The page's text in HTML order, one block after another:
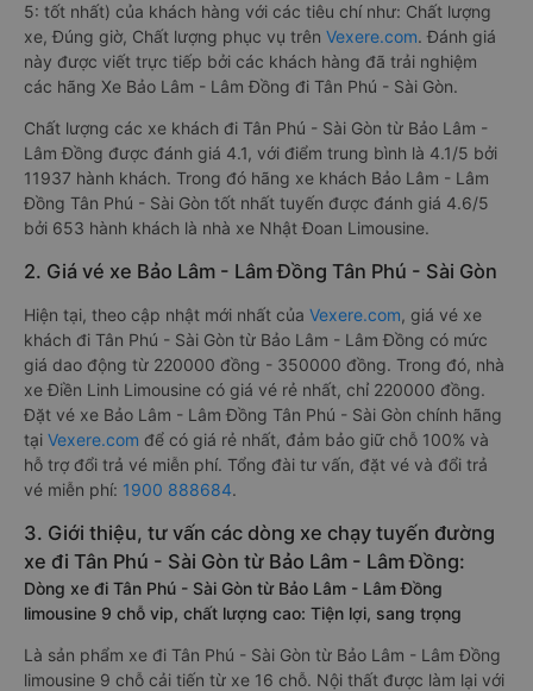
5: tốt nhất) của khách hàng với các tiêu chí như: Chất lượng
xe, Đúng giờ, Chất lượng phục vụ trên Vexere.com. Đánh giá
này được viết trực tiếp bởi các khách hàng đã trải nghiệm
các hãng Xe Bảo Lâm - Lâm Đồng đi Tân Phú - Sài Gòn.
Chất lượng các xe khách đi Tân Phú - Sài Gòn từ Bảo Lâm -
Lâm Đồng được đánh giá 4.1, với điểm trung bình là 4.1/5 bởi
11937 hành khách. Trong đó hãng xe khách Bảo Lâm - Lâm
Đồng Tân Phú - Sài Gòn tốt nhất tuyến được đánh giá 4.6/5
bởi 653 hành khách là nhà xe Nhật Đoan Limousine.
2. Giá vé xe Bảo Lâm - Lâm Đồng Tân Phú - Sài Gòn
Hiện tại, theo cập nhật mới nhất của Vexere.com, giá vé xe
khách đi Tân Phú - Sài Gòn từ Bảo Lâm - Lâm Đồng có mức
giá dao động từ 220000 đồng - 350000 đồng. Trong đó, nhà
xe Điền Linh Limousine có giá vé rẻ nhất, chỉ 220000 đồng.
Đặt vé xe Bảo Lâm - Lâm Đồng Tân Phú - Sài Gòn chính hãng
tại Vexere.com để có giá rẻ nhất, đảm bảo giữ chỗ 100% và
hỗ trợ đổi trả vé miễn phí. Tổng đài tư vấn, đặt vé và đổi trả
vé miễn phí: 1900 888684.
3. Giới thiệu, tư vấn các dòng xe chạy tuyến đường
xe đi Tân Phú - Sài Gòn từ Bảo Lâm - Lâm Đồng:
Dòng xe đi Tân Phú - Sài Gòn từ Bảo Lâm - Lâm Đồng
limousine 9 chỗ vip, chất lượng cao: Tiện lợi, sang trọng
Là sản phẩm xe đi Tân Phú - Sài Gòn từ Bảo Lâm - Lâm Đồng
limousine 9 chỗ cải tiến từ xe 16 chỗ. Nội thất được làm lại với